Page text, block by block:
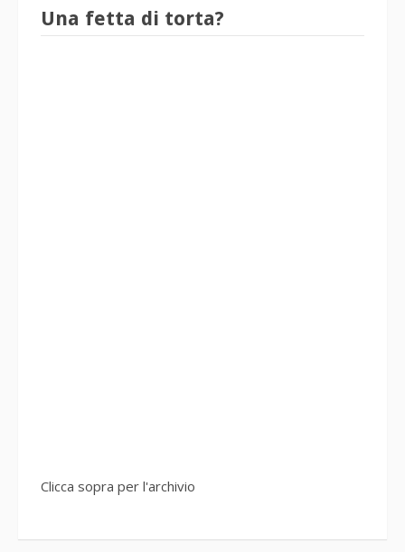
Una fetta di torta?
Clicca sopra per l'archivio